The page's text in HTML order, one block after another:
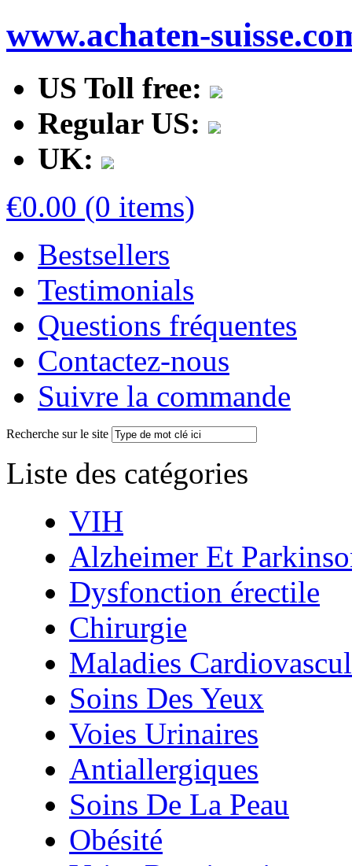
www.achaten-
US Toll free:
Regular US:
UK:
€0.00 (0 items)
Bestsellers
Testimonials
Questions fréquentes
Contactez-nous
Suivre la commande
Recherche sur le site
Liste des catégories
VIH
Alzheimer Et
Dysfonction érectile
Chirurgie
Maladies
Soins Des Yeux
Voies Urinaires
Antiallergiques
Soins De La Peau
Obésité